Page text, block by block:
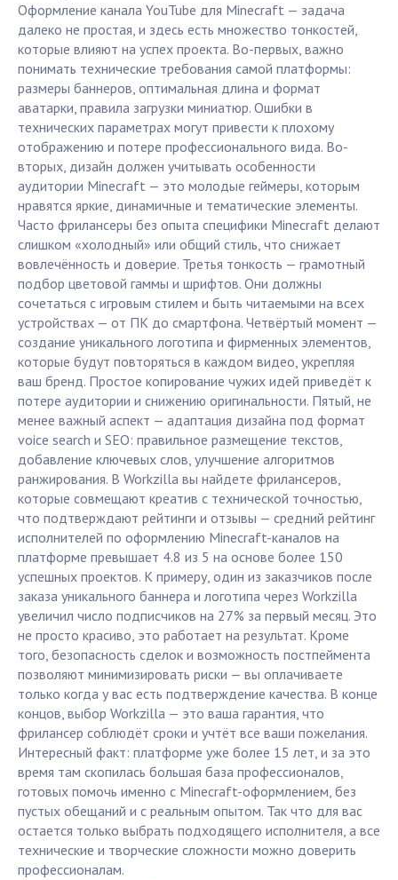
Оформление канала YouTube для Minecraft — задача
далеко не простая, и здесь есть множество тонкостей,
которые влияют на успех проекта. Во-первых, важно
понимать технические требования самой платформы:
размеры баннеров, оптимальная длина и формат
аватарки, правила загрузки миниатюр. Ошибки в
технических параметрах могут привести к плохому
отображению и потере профессионального вида. Во-
вторых, дизайн должен учитывать особенности
аудитории Minecraft — это молодые геймеры, которым
нравятся яркие, динамичные и тематические элементы.
Часто фрилансеры без опыта специфики Minecraft делают
слишком «холодный» или общий стиль, что снижает
вовлечённость и доверие. Третья тонкость — грамотный
подбор цветовой гаммы и шрифтов. Они должны
сочетаться с игровым стилем и быть читаемыми на всех
устройствах — от ПК до смартфона. Четвёртый момент —
создание уникального логотипа и фирменных элементов,
которые будут повторяться в каждом видео, укрепляя
ваш бренд. Простое копирование чужих идей приведёт к
потере аудитории и снижению оригинальности. Пятый, не
менее важный аспект — адаптация дизайна под формат
voice search и SEO: правильное размещение текстов,
добавление ключевых слов, улучшение алгоритмов
ранжирования. В Workzilla вы найдете фрилансеров,
которые совмещают креатив с технической точностью,
что подтверждают рейтинги и отзывы — средний рейтинг
исполнителей по оформлению Minecraft-каналов на
платформе превышает 4.8 из 5 на основе более 150
успешных проектов. К примеру, один из заказчиков после
заказа уникального баннера и логотипа через Workzilla
увеличил число подписчиков на 27% за первый месяц. Это
не просто красиво, это работает на результат. Кроме
того, безопасность сделок и возможность постпеймента
позволяют минимизировать риски — вы оплачиваете
только когда у вас есть подтверждение качества. В конце
концов, выбор Workzilla — это ваша гарантия, что
фрилансер соблюдёт сроки и учтёт все ваши пожелания.
Интересный факт: платформе уже более 15 лет, и за это
время там скопилась большая база профессионалов,
готовых помочь именно с Minecraft-оформлением, без
пустых обещаний и с реальным опытом. Так что для вас
остается только выбрать подходящего исполнителя, а все
технические и творческие сложности можно доверить
профессионалам.